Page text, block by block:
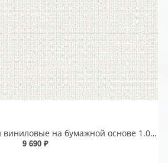
88619-1 MOTIVE Обои виниловые на бумажной основе 1.06*15.6
9 690 ₽